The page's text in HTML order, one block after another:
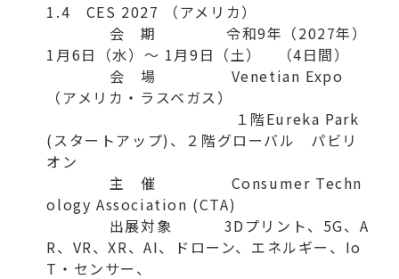
1.4 CES 2027 （アメリカ）
会 期 令和9年（2027年）
1月6日（水）～ 1月9日（土） （4日間）
会 場 Venetian Expo
（アメリカ・ラスベガス）
１階Eureka Park
(スタートアップ)、２階グローバル パビリ
オン
主 催 Consumer Techn
ology Association (CTA)
出展対象 3Dプリント、5G、A
R、VR、XR、AI、ドローン、エネルギー、Io
T・センサー、